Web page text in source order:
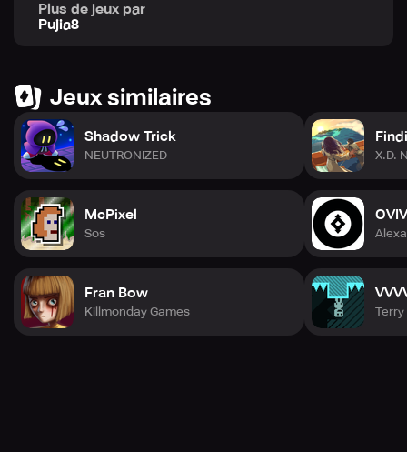
Plus de jeux par
Pujia8
Jeux similaires
Shadow Trick
NEUTRONIZED
McPixel
Sos
Fran Bow
Killmonday Games
X.D.